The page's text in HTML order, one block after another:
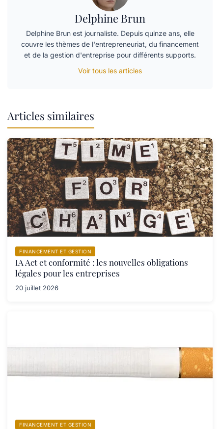
Delphine Brun
Delphine Brun est journaliste. Depuis quinze ans, elle
couvre les thèmes de l'entrepreneuriat, du financement
et de la gestion d'entreprise pour différents supports.
Voir tous les articles
Articles similaires
FINANCEMENT ET GESTION
IA Act et conformité : les nouvelles obligations
légales pour les entreprises
20 juillet 2026
FINANCEMENT ET GESTION